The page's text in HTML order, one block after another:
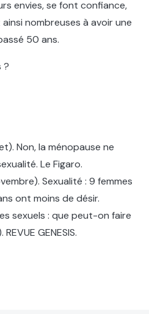
envies, se font confiance,
nombreuses à avoir une
50 ans.
?
Non, la ménopause ne
Le Figaro.
Sexualité : 9 femmes
ont moins de désir.
sexuels : que peut-on faire
GENESIS.